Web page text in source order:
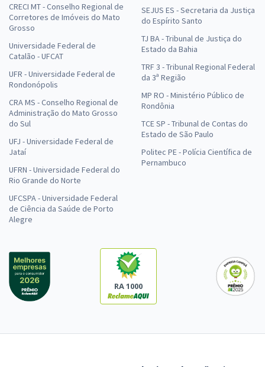
CRECI MT - Conselho Regional de
Corretores de Imóveis do Mato
Grosso
Universidade Federal de
Catalão - UFCAT
UFR - Universidade Federal de
Rondonópolis
CRA MS - Conselho Regional de
Administração do Mato Grosso
do Sul
UFJ - Universidade Federal de
Jataí
UFRN - Universidade Federal do
Rio Grande do Norte
UFCSPA - Universidade Federal
de Ciência da Saúde de Porto
Alegre
SEJUS ES - Secretaria da Justiça
do Espírito Santo
TJ BA - Tribunal de Justiça do
Estado da Bahia
TRF 3 - Tribunal Regional Federal
da 3ª Região
MP RO - Ministério Público de
Rondônia
TCE SP - Tribunal de Contas do
Estado de São Paulo
Politec PE - Polícia Científica de
Pernambuco
RA 1000